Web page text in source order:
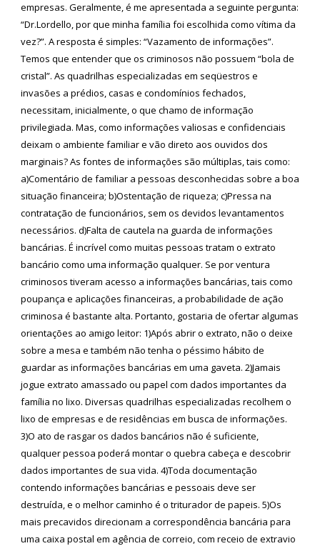
empresas. Geralmente, é me apresentada a seguinte pergunta:
“Dr.Lordello, por que minha família foi escolhida como vítima da
vez?”. A resposta é simples: “Vazamento de informações”.
Temos que entender que os criminosos não possuem “bola de
cristal”. As quadrilhas especializadas em seqüestros e
invasões a prédios, casas e condomínios fechados,
necessitam, inicialmente, o que chamo de informação
privilegiada. Mas, como informações valiosas e confidenciais
deixam o ambiente familiar e vão direto aos ouvidos dos
marginais? As fontes de informações são múltiplas, tais como:
a)Comentário de familiar a pessoas desconhecidas sobre a boa
situação financeira; b)Ostentação de riqueza; c)Pressa na
contratação de funcionários, sem os devidos levantamentos
necessários. d)Falta de cautela na guarda de informações
bancárias. É incrível como muitas pessoas tratam o extrato
bancário como uma informação qualquer. Se por ventura
criminosos tiveram acesso a informações bancárias, tais como
poupança e aplicações financeiras, a probabilidade de ação
criminosa é bastante alta. Portanto, gostaria de ofertar algumas
orientações ao amigo leitor: 1)Após abrir o extrato, não o deixe
sobre a mesa e também não tenha o péssimo hábito de
guardar as informações bancárias em uma gaveta. 2)Jamais
jogue extrato amassado ou papel com dados importantes da
família no lixo. Diversas quadrilhas especializadas recolhem o
lixo de empresas e de residências em busca de informações.
3)O ato de rasgar os dados bancários não é suficiente,
qualquer pessoa poderá montar o quebra cabeça e descobrir
dados importantes de sua vida. 4)Toda documentação
contendo informações bancárias e pessoais deve ser
destruída, e o melhor caminho é o triturador de papeis. 5)Os
mais precavidos direcionam a correspondência bancária para
uma caixa postal em agência de correio, com receio de extravio